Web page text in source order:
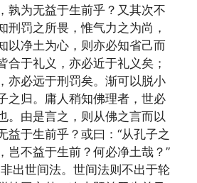
孰为无益于生前乎？又其次不
刑罚之所畏，惟气力之为尚，
以净土为心，则亦必知省己而
合于礼义，亦必近于礼义矣；
亦必远于刑罚矣。渐可以脱小
之归。庸人稍知佛理者，世必
。由是言之，则从佛之言而以
益于生前乎？或曰：“从孔子之
岂不益于生前？何必净土哉？”
出世间法。世间法则不出于轮